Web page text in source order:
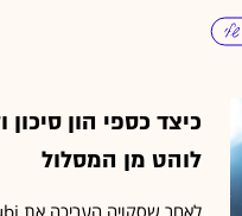
כיצד כספי הון
לוהט מן המסלול